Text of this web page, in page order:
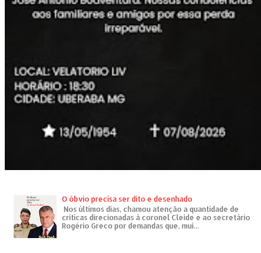
O óbvio precisa ser dito e desenhado
Nos últimos dias, chamou atenção a quantidade de
críticas direcionadas à coronel Cleide e ao secretário
Rogério Greco por demandas que, mui...